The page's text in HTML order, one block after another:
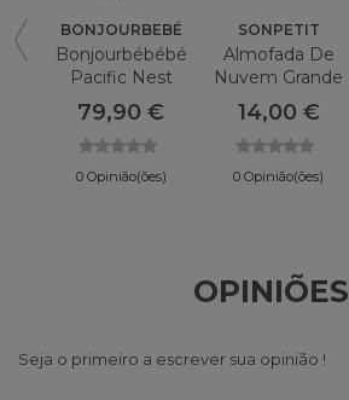
BONJOURBEBÉ
Bonjourbébébé
Pacific Nest
Almofada
79,90 €
0 Opinião(ões)
SONPETIT
Almofada De
Nuvem Grande
Sonpetit Bege
14,00 €
0 Opinião(ões)
OPINIÕES
Seja o primeiro a escrever sua opinião !